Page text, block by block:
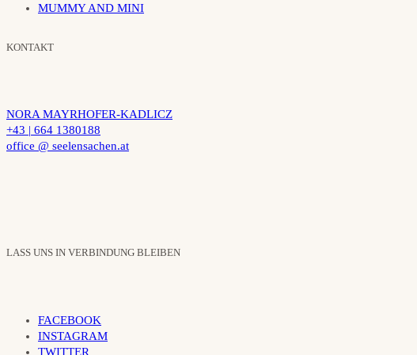
MUMMY AND MINI
KONTAKT
NORA MAYRHOFER-KADLICZ
+43 | 664 1380188
office @ seelensachen.at
LASS UNS IN VERBINDUNG BLEIBEN
FACEBOOK
INSTAGRAM
TWITTER